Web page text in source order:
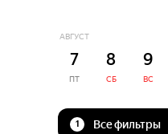
АВГУСТ
7
ПТ
8
СБ
9
ВС
1 Все фильтры